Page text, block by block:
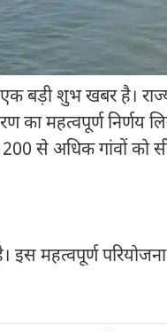
बड़ी शुभ खबर है।
का महत्वपूर्ण निर्णय
से अधिक गांवों को
इस महत्वपूर्ण